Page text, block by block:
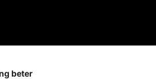
beter